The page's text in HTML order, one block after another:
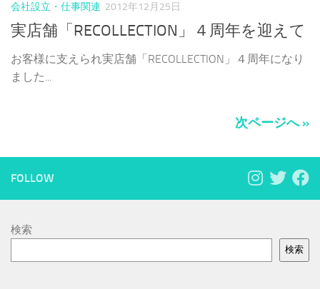
会社設立・仕事関連 2012年12月25日
実店舗「RECOLLECTION」４周年を迎えて
お客様に支えられ実店舗「RECOLLECTION」４周年になり
ました...
次ページへ »
FOLLOW
検索
検索